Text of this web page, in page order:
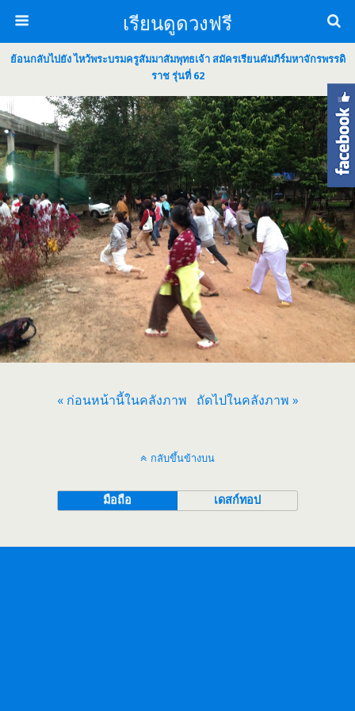
เรียนดูดวงฟรี
ย้อนกลับไปยัง ไหว้พระบรมครูสัมมาสัมพุทธเจ้า สมัครเรียนคัมภีร์มหาจักรพรรดิ
ราช รุ่นที่ 62
« ก่อนหน้านี้ในคลังภาพ ถัดไปในคลังภาพ »
กลับขึ้นข้างบน
มือถือ เดสก์ทอป